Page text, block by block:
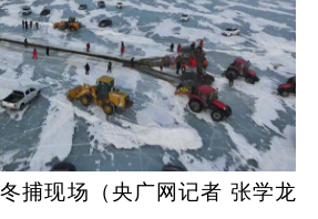
捕现场（央广网记者 张学龙